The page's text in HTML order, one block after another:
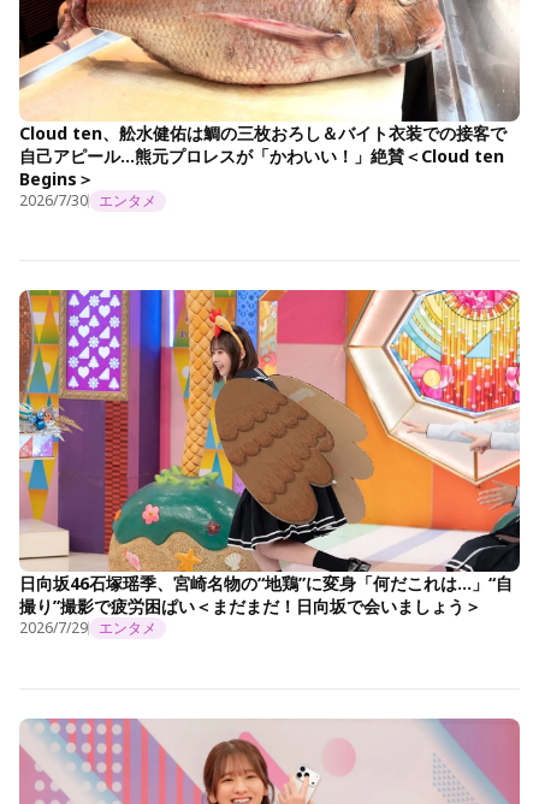
Cloud ten、舩水健佑は鯛の三枚おろし＆バイト衣装での接客で
自己アピール…熊元プロレスが「かわいい！」絶賛＜Cloud ten
Begins＞
2026/7/30 エンタメ
日向坂46石塚瑶季、宮崎名物の“地鶏”に変身「何だこれは…」“自
撮り”撮影で疲労困ぱい＜まだまだ！日向坂で会いましょう＞
2026/7/29 エンタメ